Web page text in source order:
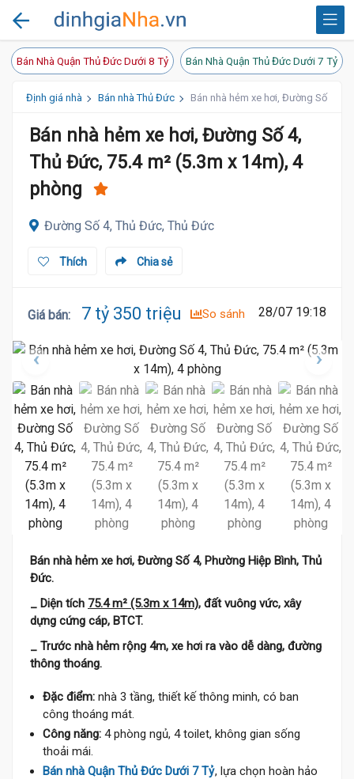
Bán Nhà Quận Thủ Đức Dưới 8 Tỷ Bán Nhà Quận Thủ Đức Dưới 7 Tỷ
Định giá nhà Bán nhà Thủ Đức Bán nhà hẻm xe hơi, Đường Số 4,
Bán nhà hẻm xe hơi, Đường Số 4,
Thủ Đức, 75.4 m² (5.3m x 14m), 4
phòng
Đường Số 4, Thủ Đức, Thủ Đức
Chia sẻ
Thích
Giá bán: 7 tỷ 350 triệu So sánh 28/07 19:18
Bán nhà hẻm xe hơi, Đường Số 4, Phường Hiệp Bình, Thủ
Đức.
_ Diện tích 75.4 m² (5.3m x 14m), đất vuông vức, xây
dựng cứng cáp, BTCT.
_ Trước nhà hẻm rộng 4m, xe hơi ra vào dễ dàng, đường
thông thoáng.
Đặc điểm: nhà 3 tầng, thiết kế thông minh, có ban
công thoáng mát.
Công năng: 4 phòng ngủ, 4 toilet, không gian sống
thoải mái.
Bán nhà Quận Thủ Đức Dưới 7 Tỷ, lựa chọn hoàn hảo